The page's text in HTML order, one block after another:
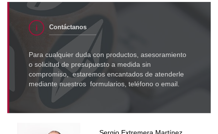
Contáctanos
Para cualquier duda con productos, asesoramiento
o solicitud de presupuesto a medida sin
compromiso, estaremos encantados de atenderle
mediante nuestros formularios, teléfono o email.